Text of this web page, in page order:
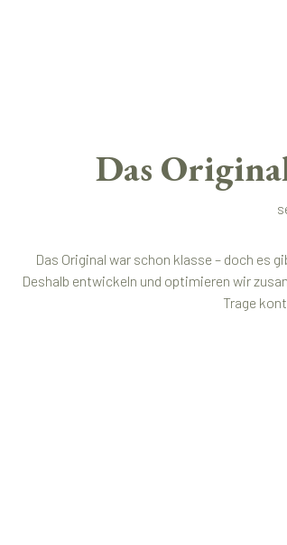
Das
Das Original war schon klasse – doch es
Deshalb entwickeln und optimieren wir
Trage